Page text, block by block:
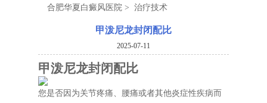
合肥华夏白癜风医院 > 治疗技术
甲泼尼龙封闭配比
2025-07-11
甲泼尼龙封闭配比
您是否因为关节疼痛、腰痛或者其他炎症性疾病而